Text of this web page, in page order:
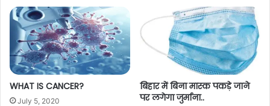
WHAT IS CANCER?
July 5, 2020
बिहार में बिना मास्क पकड़े जाने
पर लगेगा जुर्माना..